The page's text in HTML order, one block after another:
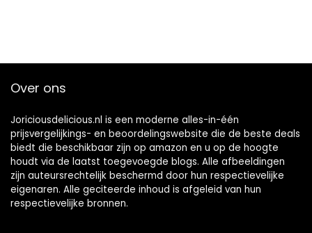
Over ons
Joriciousdelicious.nl is een moderne alles-in-één
prijsvergelijkings- en beoordelingswebsite die de beste deals
biedt die beschikbaar zijn op amazon en u op de hoogte
houdt via de laatst toegevoegde blogs. Alle afbeeldingen
zijn auteursrechtelijk beschermd door hun respectievelijke
eigenaren. Alle geciteerde inhoud is afgeleid van hun
respectievelijke bronnen.